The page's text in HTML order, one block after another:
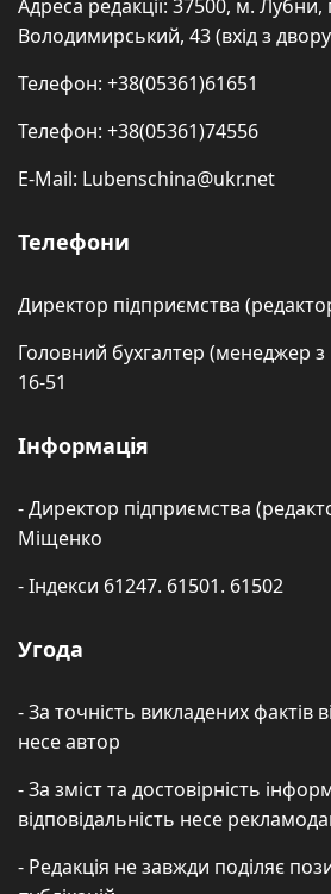
Адреса редакції: 37500, м. Лубни,
Володимирський, 43 (вхід з
Телефон: +38(05361)61651
Телефон: +38(05361)74556
E-Mail: Lubenschina@ukr.net
Телефони
Директор підприємства
Головний бухгалтер (менеджер
16-51
Інформація
- Директор підприємства
Міщенко
- Індекси 61247. 61501. 61502
Угода
- За точність викладених фактів
несе автор
- За зміст та достовірність
відповідальність несе
- Редакція не завжди поділяє